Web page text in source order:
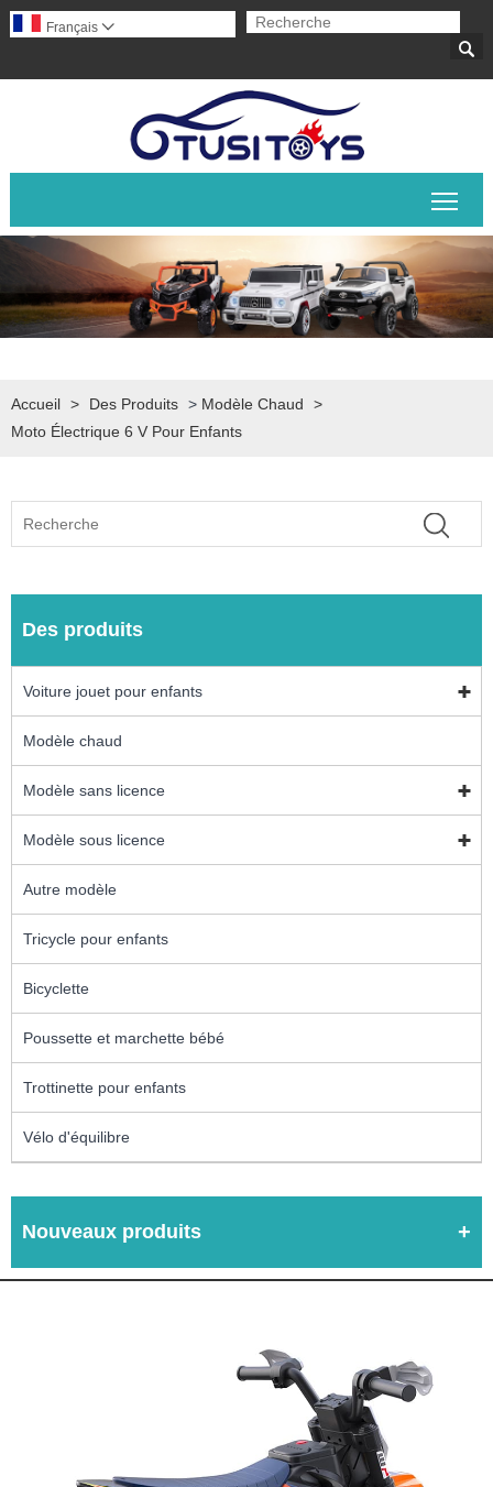

Français 
Accueil > Des Produits > Modèle Chaud
>
Moto Électrique 6 V Pour Enfants
Des produits
Voiture jouet pour enfants
Modèle chaud
Modèle sans licence
Modèle sous licence
Autre modèle
Tricycle pour enfants
Bicyclette
Poussette et marchette bébé
Trottinette pour enfants
Vélo d'équilibre
Nouveaux produits